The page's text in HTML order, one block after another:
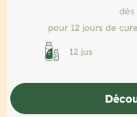
dès
pour 12 jours de
12 jus